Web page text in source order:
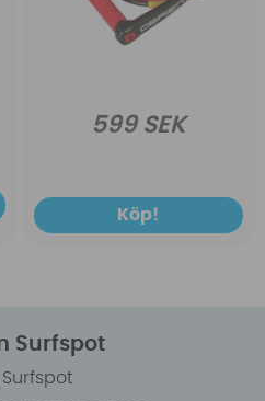
599 SEK
Köp!
Surfspot